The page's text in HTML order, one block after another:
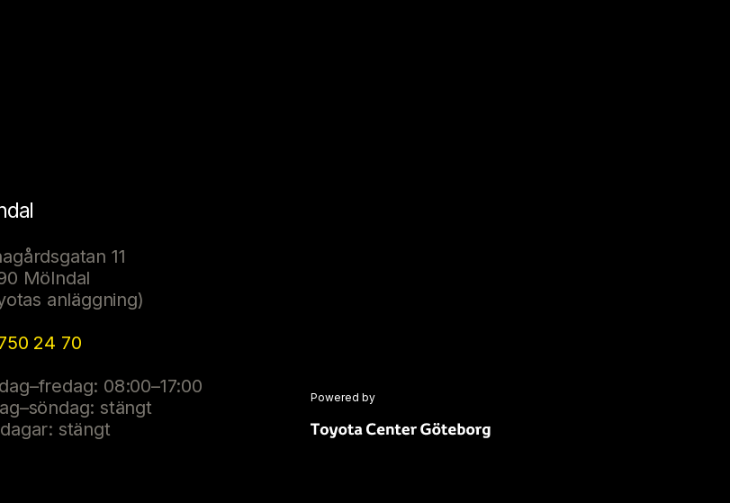
11
Mölndal
anläggning)
24 70
08:00–17:00
stängt
stängt
Powered by